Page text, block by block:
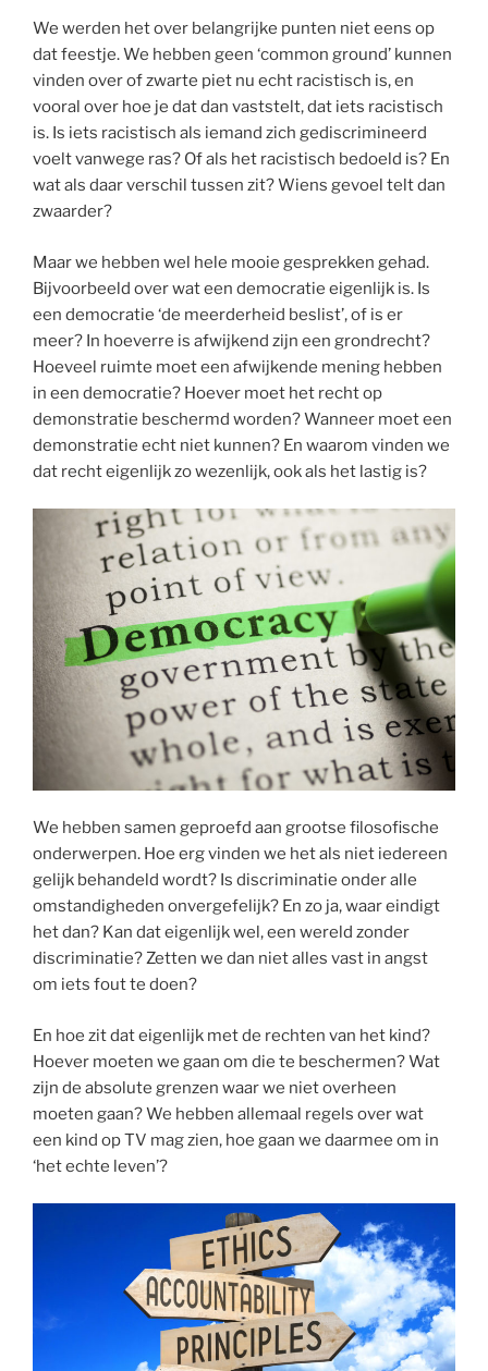
We werden het over belangrijke punten niet eens op
dat feestje. We hebben geen ‘common ground’ kunnen
vinden over of zwarte piet nu echt racistisch is, en
vooral over hoe je dat dan vaststelt, dat iets racistisch
is. Is iets racistisch als iemand zich gediscrimineerd
voelt vanwege ras? Of als het racistisch bedoeld is? En
wat als daar verschil tussen zit? Wiens gevoel telt dan
zwaarder?
Maar we hebben wel hele mooie gesprekken gehad.
Bijvoorbeeld over wat een democratie eigenlijk is. Is
een democratie ‘de meerderheid beslist’, of is er
meer? In hoeverre is afwijkend zijn een grondrecht?
Hoeveel ruimte moet een afwijkende mening hebben
in een democratie? Hoever moet het recht op
demonstratie beschermd worden? Wanneer moet een
demonstratie echt niet kunnen? En waarom vinden we
dat recht eigenlijk zo wezenlijk, ook als het lastig is?
We hebben samen geproefd aan grootse filosofische
onderwerpen. Hoe erg vinden we het als niet iedereen
gelijk behandeld wordt? Is discriminatie onder alle
omstandigheden onvergefelijk? En zo ja, waar eindigt
het dan? Kan dat eigenlijk wel, een wereld zonder
discriminatie? Zetten we dan niet alles vast in angst
om iets fout te doen?
En hoe zit dat eigenlijk met de rechten van het kind?
Hoever moeten we gaan om die te beschermen? Wat
zijn de absolute grenzen waar we niet overheen
moeten gaan? We hebben allemaal regels over wat
een kind op TV mag zien, hoe gaan we daarmee om in
‘het echte leven’?